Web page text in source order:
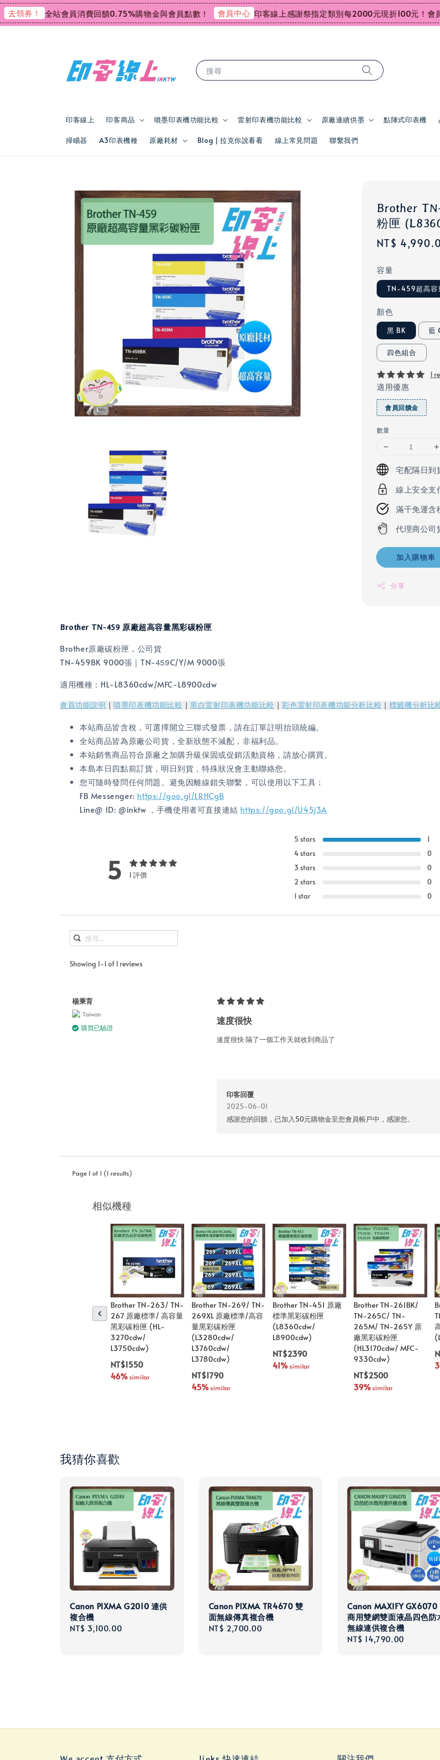
券！ 全站會員消費回饋0.75%購物金與會員點數！ 會員中心 印客線上感謝祭指定類別每2000元現折100元！會員最
搜尋
印客線上 印客商品 噴墨印表機功能比較 雷射印表機功能比較 原廠連續供墨 點陣式印表機
掃瞄器 A3印表機種 原廠耗材 Blog | 拉克你說看看 線上常見問題 聯繫我們
Brother
粉匣
Regular
NT$
容量
TN-459超高容
顏色
黑 BK 藍
四色組合
1
適用優惠
會員回饋金
數量
宅配隔日到
線上安全支
滿千免運含
代理商公司
加入購物車
分享
Brother TN-459 原廠超高容量黑彩碳粉匣
Brother原廠碳粉匣，公司貨
TN-459BK 9000張｜TN-459C/Y/M 9000張
適用機種：HL-L8360cdw/MFC-L8900cdw
會員功能說明 ｜噴墨印表機功能比較 ｜黑白雷射印表機功能比較 ｜彩色雷射印表機功能分析比較 ｜ 標籤機分析比
本站商品皆含稅，可選擇開立三聯式發票，請在訂單註明抬頭統編。
全站商品皆為原廠公司貨，全新狀態不減配，非福利品。
本站銷售商品符合原廠之加購升級保固或促銷活動資格，請放心購買。
本島本日四點前訂貨，明日到貨，特殊狀況會主動聯絡您。
您可隨時發問任何問題。避免因離線錯失聯繫，可以使用以下工具：
FB Messenger: https://goo.gl/LRHCgB
Line@ ID: @inktw ，手機使用者可直接連結 https://goo.gl/U45j3A
5 1 評價
5 stars
1
4 stars
0
3 stars
0
2 stars
0
1 star
0
Showing 1-1 of 1 reviews
楊秉育
Taiwan
購買已驗證
速度很快
速度很快 隔了一個工作天就收到商品了
印客回覆
2025-06-01
感謝您的回饋，已加入50元購物金至您會員帳戶中，感謝您。
Page 1 of 1 (1 results)
相似機種
Brother TN-263/ TN-
267 原廠標準/ 高容量
黑彩碳粉匣 (HL-
3270cdw/
L3750cdw)
NT$1550
46% similar
Brother TN-269/ TN-
269XL 原廠標準/高容
量黑彩碳粉匣
(L3280cdw/
L3760cdw/
L3780cdw)
NT$1790
45% similar
Brother TN-451 原廠
標準黑彩碳粉匣
(L8360cdw/
L8900cdw)
NT$2390
41% similar
Brother TN-261BK/
TN-265C/ TN-
265M/ TN-265Y 原
廠黑彩碳粉匣
(HL3170cdw/ MFC-
9330cdw)
NT$2500
39% similar
我猜你喜歡
Canon PIXMA G2010 連供
複合機
Regular
NT$ 3,100.00
Canon PIXMA TR4670 雙
面無線傳真複合機
Regular
NT$ 2,700.00
Canon MAXIFY GX6070
商用雙網雙面液晶四色防
無線連供複合機
Regular
NT$ 14,790.00